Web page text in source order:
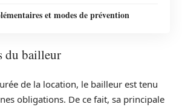
et modes de prévention
du bailleur
de la location, le bailleur est tenu
obligations. De ce fait, sa principale